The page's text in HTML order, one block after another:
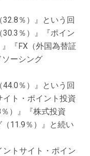
％）』という回
％）』『ポイン
『FX（外国為替証
ーシング
％）』という回
ト・ポイント投資
）』『株式投資
（11.9％）』と続い
トサイト・ポイン